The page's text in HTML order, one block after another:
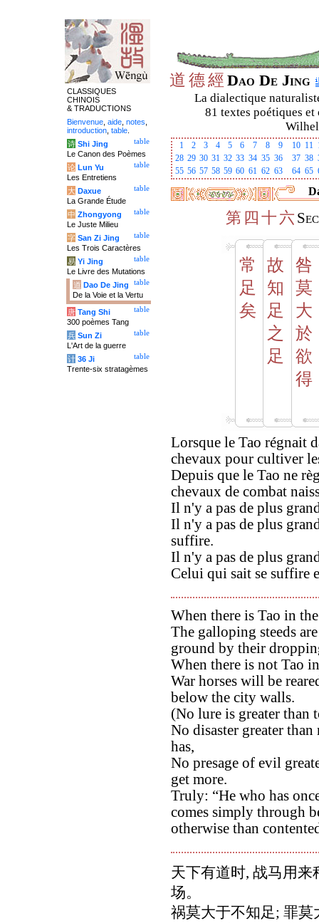
道 德經 Dao De Jing
La dialectique
81 textes poétiques
1 2 3 4 5 6 7 8 9 10 11
28 29 30 31 32 33 34 35 36 37 38
55 56 57 58 59 60 61 62 63 64 65
第 四 十 六
常
足
矣
故
知
足
之
足
咎
莫
大
於
欲
得
Lorsque le Tao régnait
chevaux pour cultiver
Depuis que le Tao ne
chevaux de combat
Il n'y a pas de plus
Il n'y a pas de plus
suffire.
Il n'y a pas de plus
Celui qui sait se suffire
When there is Tao in
The galloping steeds
ground by their
When there is not Tao
War horses will be
below the city walls.
(No lure is greater than
No disaster greater
has,
No presage of evil
get more.
Truly: “He who has
comes simply through
otherwise than
天下有道时, 战马用
场。
祸莫大于不知足; 罪
CLASSIQUES
CHINOIS
& TRADUCTIONS
Bienvenue aide notes
introduction table
table
诗 Shi Jing
Le Canon des Poèmes
table
论 Lun Yu
Les Entretiens
table
大 Daxue
La Grande Étude
table
中 Zhongyong
Le Juste Milieu
table
字 San Zi Jing
Les Trois Caractères
table
易 Yi Jing
Le Livre des Mutations
table
道 Dao De Jing
De la Voie et la Vertu
table
唐 Tang Shi
300 poèmes Tang
table
兵 Sun Zi
L'Art de la guerre
table
计 36 Ji
Trente-six stratagèmes